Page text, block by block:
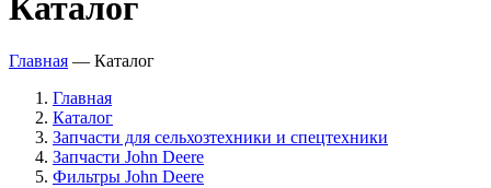
Главная — Каталог
Главная
Каталог
Запчасти для сельхозтехники и спецтехники
Запчасти John Deere
Фильтры John Deere